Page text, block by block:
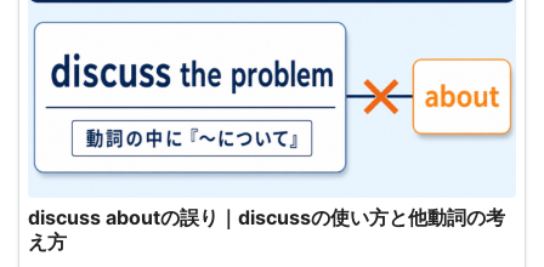
discuss aboutの誤り｜discussの使い方と他動詞の考
え方